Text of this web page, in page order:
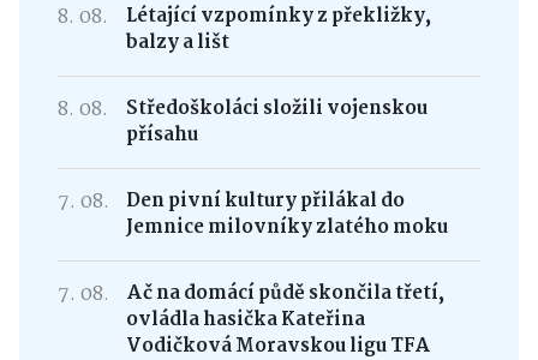
8. 08.
Létající vzpomínky z překližky,
balzy a lišt
8. 08.
Středoškoláci složili vojenskou
přísahu
7. 08.
Den pivní kultury přilákal do
Jemnice milovníky zlatého moku
7. 08.
Ač na domácí půdě skončila třetí,
ovládla hasička Kateřina
Vodičková Moravskou ligu TFA